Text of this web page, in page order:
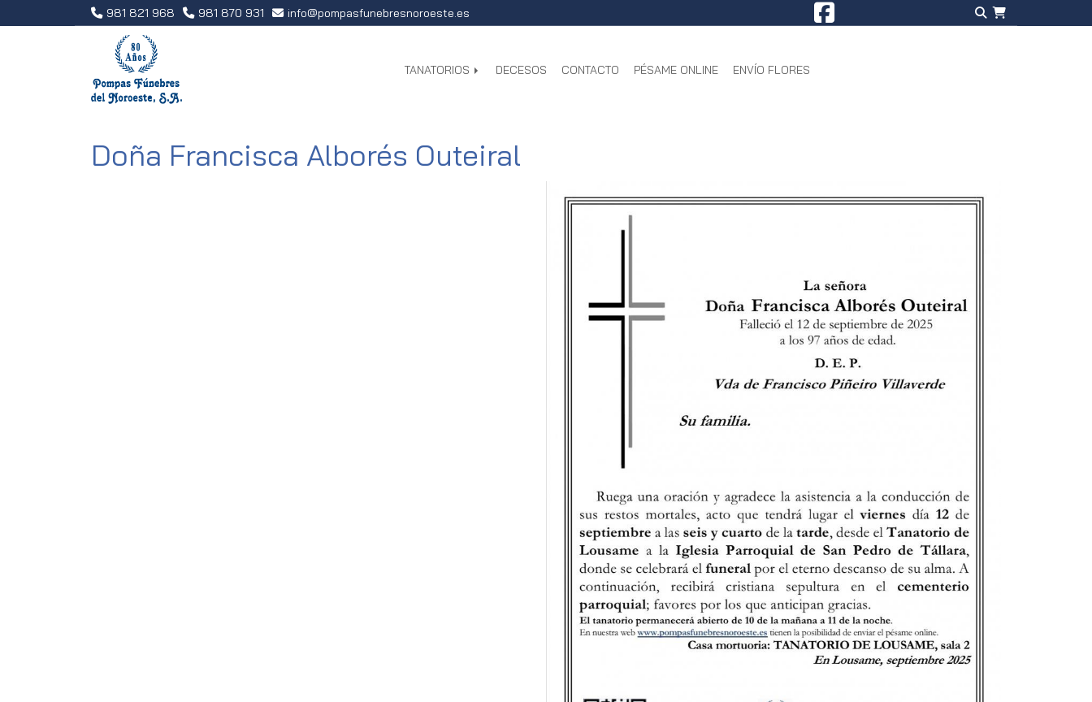
981 821 968 981 870 931 info pompasfunebresnoroeste.es
TANATORIOS DECESOS CONTACTO PÉSAME ONLINE ENVÍO FLORES
Doña Francisca Alborés Outeiral